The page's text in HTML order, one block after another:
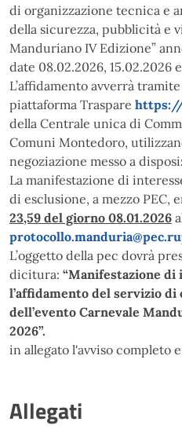
di organizzazione tecnica e
della sicurezza, pubblicità e
Manduriano IV Edizione”
date 08.02.2026, 15.02.2026
L’affidamento avverrà
piattaforma Traspare https://
della Centrale unica di
Comuni Montedoro,
negoziazione messo a
La manifestazione di
di esclusione, a mezzo PEC,
23,59 del giorno 08.01.2026
L’oggetto della pec dovrà
dicitura: “Manifestazione di
l’affidamento del servizio di
dell’evento Carnevale
2026”.
in allegato l'avviso completo
Allegati